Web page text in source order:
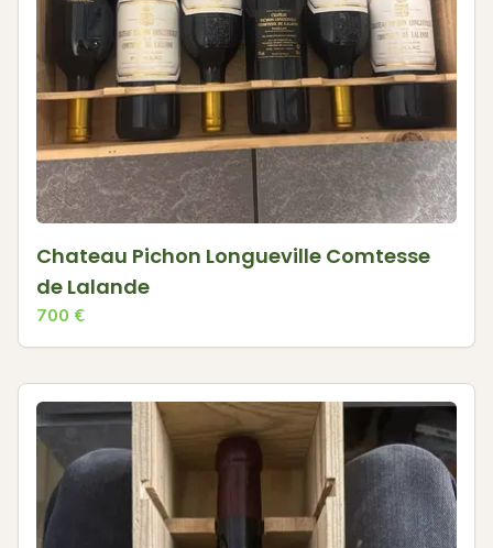
Chateau Pichon Longueville Comtesse
de Lalande
700 €